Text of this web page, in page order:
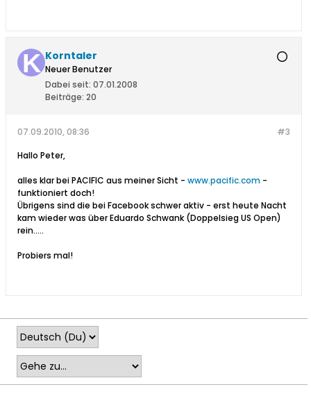
Korntaler
Neuer Benutzer
Dabei seit: 07.01.2008
Beiträge: 20
#3
07.09.2010, 08:36
Hallo Peter,
alles klar bei PACIFIC aus meiner Sicht - www.pacific.com -
funktioniert doch!
Übrigens sind die bei Facebook schwer aktiv - erst heute Nacht
kam wieder was über Eduardo Schwank (Doppelsieg US Open)
rein.....
Probiers mal!